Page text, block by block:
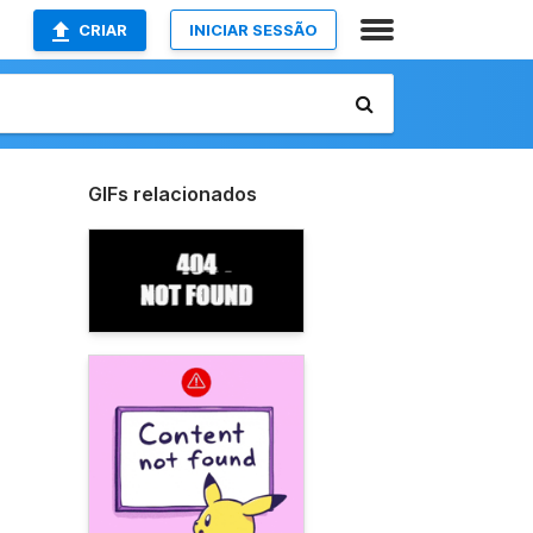
CRIAR INICIAR SESSÃO
GIFs relacionados